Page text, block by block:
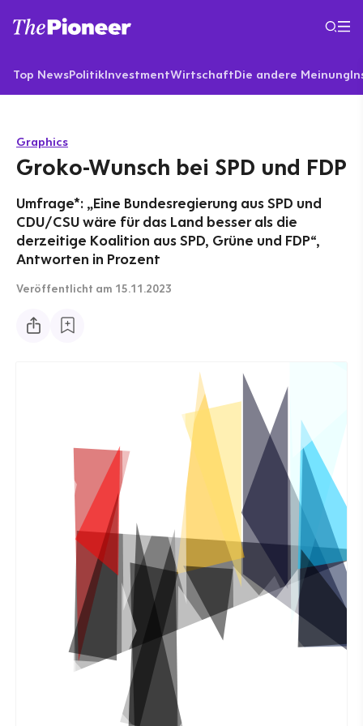
Top NewsPolitikInvestmentWirtschaftDie andere Meinung
Graphics
Groko-Wunsch bei SPD und FDP
Umfrage*: „Eine Bundesregierung aus SPD und
CDU/CSU wäre für das Land besser als die
derzeitige Koalition aus SPD, Grüne und FDP“,
Antworten in Prozent
Veröffentlicht am 15.11.2023